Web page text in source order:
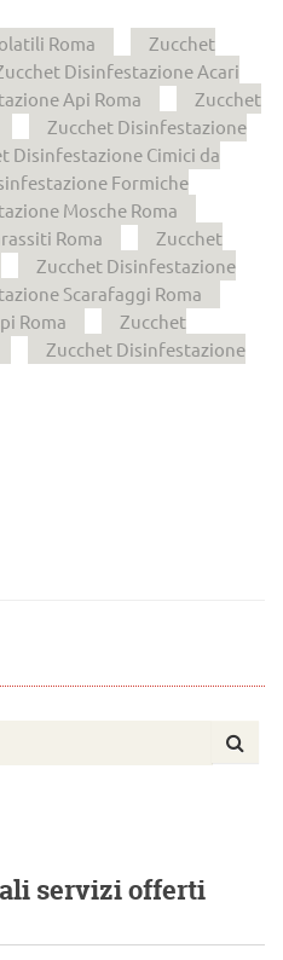
Roma
Zucchet
Disinfestazione Acari
Api Roma
Zucchet
Zucchet Disinfestazione
Disinfestazione Cimici da
Formiche
Mosche Roma
Roma
Zucchet
Zucchet Disinfestazione
Scarafaggi Roma
Roma
Zucchet
Zucchet Disinfestazione
servizi offerti